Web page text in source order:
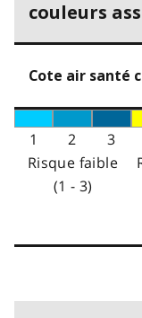
couleurs
Cote air santé
1 2 3
Risque faible
(1 - 3)